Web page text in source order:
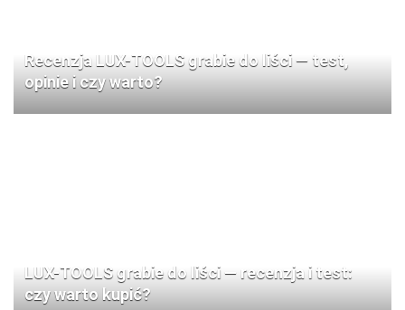
Recenzja LUX-TOOLS grabie do liści — test,
opinie i czy warto?
LUX-TOOLS grabie do liści — recenzja i test:
czy warto kupić?